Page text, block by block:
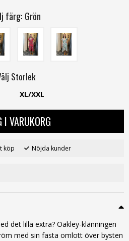
färg: Grön
Storlek
XL/XXL
I VARUKORG
köp Nöjda kunder
det lilla extra? Oakley-klänningen
med sin fasta omlott över bysten